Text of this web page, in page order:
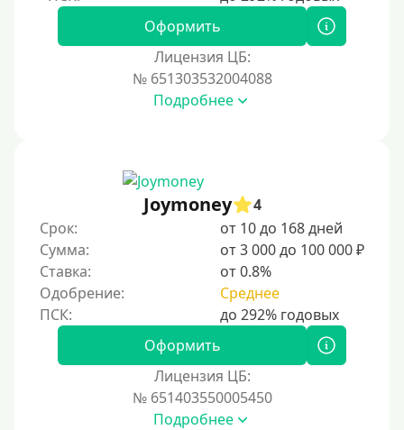
Оформить
Лицензия ЦБ:
№ 651303532004088
Подробнее
Joymoney
4
Срок:
от 10 до 168 дней
Сумма:
от 3 000 до 100 000 ₽
Ставка:
от 0.8%
Одобрение:
Среднее
Оформить
Лицензия ЦБ:
№ 651403550005450
Подробнее